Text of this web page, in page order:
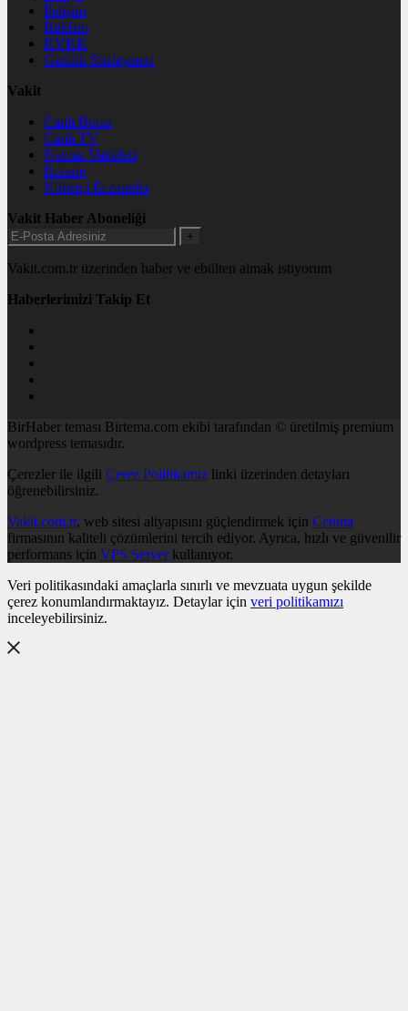
İletişim
Reklam
KVKK
Gizlilik Sözleşmesi
Vakit
Canlı Borsa
Canlı TV
Namaz Vakitleri
Eczane
Nöbetçi Eczaneler
Vakit Haber Aboneliği
+
Vakit.com.tr üzerinden haber ve ebülten almak istiyorum
Haberlerimizi Takip Et
BirHaber teması Birtema.com ekibi tarafından © üretilmiş premium
wordpress temasıdır.
Çerezler ile ilgili Çerez Politikamız linki üzerinden detayları
öğrenebilirsiniz.
Vakit.com.tr, web sitesi altyapısını güçlendirmek için Cenuta
firmasının kaliteli çözümlerini tercih ediyor. Ayrıca, hızlı ve güvenilir
performans için VPS Serverkullanıyor.
Veri politikasındaki amaçlarla sınırlı ve mevzuata uygun şekilde
çerez konumlandırmaktayız. Detaylar için veri politikamızı
inceleyebilirsiniz.